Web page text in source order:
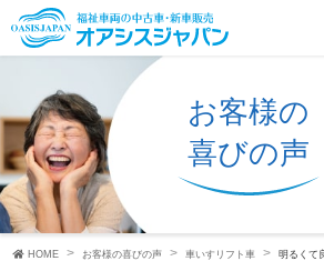
お客様の
喜びの声
HOME お客様の喜びの声 車いすリフト車 明るくて